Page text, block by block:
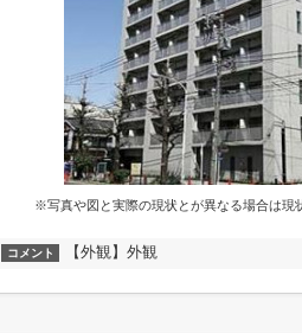
※写真や図と実際の現状とが異なる場合は現
コメント 【外観】外観